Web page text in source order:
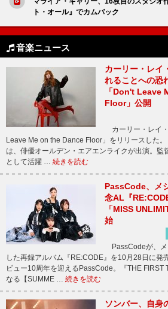
ト・オール』でカムバック
音楽ニュース
カーリー・レイ
れることへの恐
「Don't Leave
Floor」公開
カーリー・レイ
Leave Me on the Dance Floor」をリリースした
は、俳優オールデン・エアエンライクが出演。監
として活躍 … 続きを読む
PassCode、メ
念AL『
「MISS
始
PassCodeが、メ
した再録アルバム『RE:CODE』を10月28日に
ビュー10周年を迎えるPassCode。『THE FIRST
なる【SUMME … 続きを読む
ソンバー、自身